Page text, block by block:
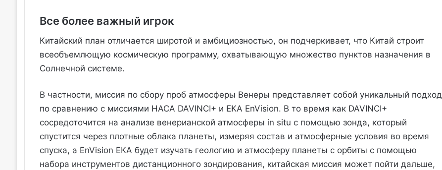
Все более важный игрок
Китайский план отличается широтой и амбициозностью, он подчеркивает, что Китай строит
всеобъемлющую космическую программу, охватывающую множество пунктов назначения в
Солнечной системе.
В частности, миссия по сбору проб атмосферы Венеры представляет собой уникальный подход
по сравнению с миссиями НАСА DAVINCI+ и ЕКА EnVision. В то время как DAVINCI+
сосредоточится на анализе венерианской атмосферы in situ с помощью зонда, который
спустится через плотные облака планеты, измеряя состав и атмосферные условия во время
спуска, а EnVision ЕКА будет изучать геологию и атмосферу планеты с орбиты с помощью
набора инструментов дистанционного зондирования, китайская миссия может пойти дальше,